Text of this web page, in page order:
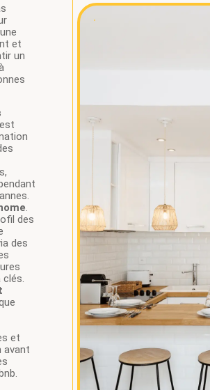
et
un
.
des
des
et
avant